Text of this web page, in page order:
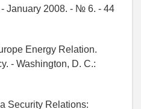
January 2008. - № 6. - 44
Energy Relation.
- Washington, D. C.:
Security Relations: